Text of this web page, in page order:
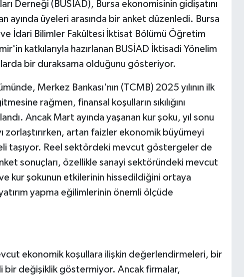
Derneği (BUSİAD), Bursa ekonomisinin gidişatını
ayında üyeleri arasında bir anket düzenledi. Bursa
İdari Bilimler Fakültesi İktisat Bölümü Öğretim
katkılarıyla hazırlanan BUSİAD İktisadi Yönelim
bir duraksama olduğunu gösteriyor.
Merkez Bankası'nın (TCMB) 2025 yılının ilk
rağmen, finansal koşulların sıkılığını
Ancak Mart ayında yaşanan kur şoku, yıl sonu
zorlaştırırken, artan faizler ekonomik büyümeyi
taşıyor. Reel sektördeki mevcut göstergeler de
sonuçları, özellikle sanayi sektöründeki mevcut
kur şokunun etkilerinin hissedildiğini ortaya
yapma eğilimlerinin önemli ölçüde
ekonomik koşullara ilişkin değerlendirmeleri, bir
bir değişiklik göstermiyor. Ancak firmalar,